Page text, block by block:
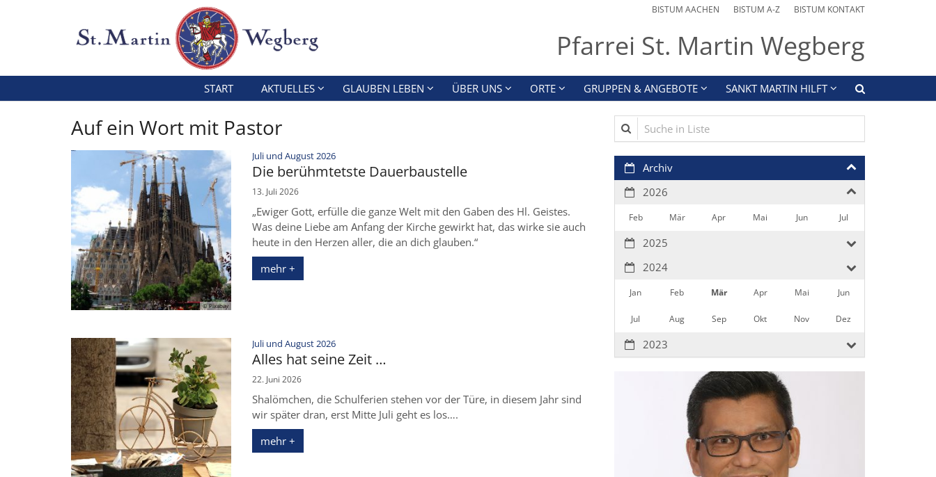
BISTUM AACHEN BISTUM A-Z BISTUM KONTAKT
Pfarrei St. Martin Wegberg
START AKTUELLES GLAUBEN LEBEN ÜBER UNS ORTE GRUPPEN & ANGEBOTE SANKT MARTIN HILFT
Auf ein Wort mit Pastor
© Pixabay
Juli und August 2026:
Die berühmtetste Dauerbaustelle
13. Juli 2026
„Ewiger Gott, erfülle die ganze Welt mit den Gaben des Hl. Geistes.
Was deine Liebe am Anfang der Kirche gewirkt hat, das wirke sie auch
heute in den Herzen aller, die an dich glauben.“
mehr +
Juli und August 2026:
Alles hat seine Zeit …
22. Juni 2026
Shalömchen, die Schulferien stehen vor der Türe, in diesem Jahr sind
wir später dran, erst Mitte Juli geht es los….
mehr +
Suche in Liste
Archiv
2026
Feb Mär Apr Mai Jun Jul
2025
2024
Jan Feb Mär Apr Mai Jun
Jul Aug Sep Okt Nov Dez
2023